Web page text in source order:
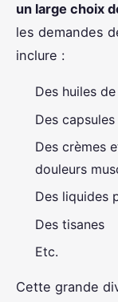
un large choix
les demandes
inclure :
Des huiles
Des
Des crèmes
douleurs
Des liquides
Des tisanes
Etc.
Cette grande